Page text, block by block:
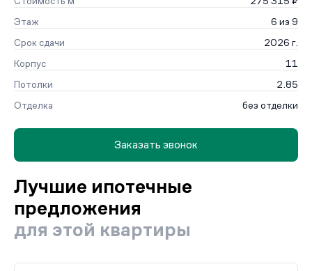
Этаж
6 из 9
Срок сдачи
2026 г.
Корпус
11
Потолки
2.85
Отделка
без отделки
Заказать звонок
Лучшие ипотечные
предложения
для этой квартиры